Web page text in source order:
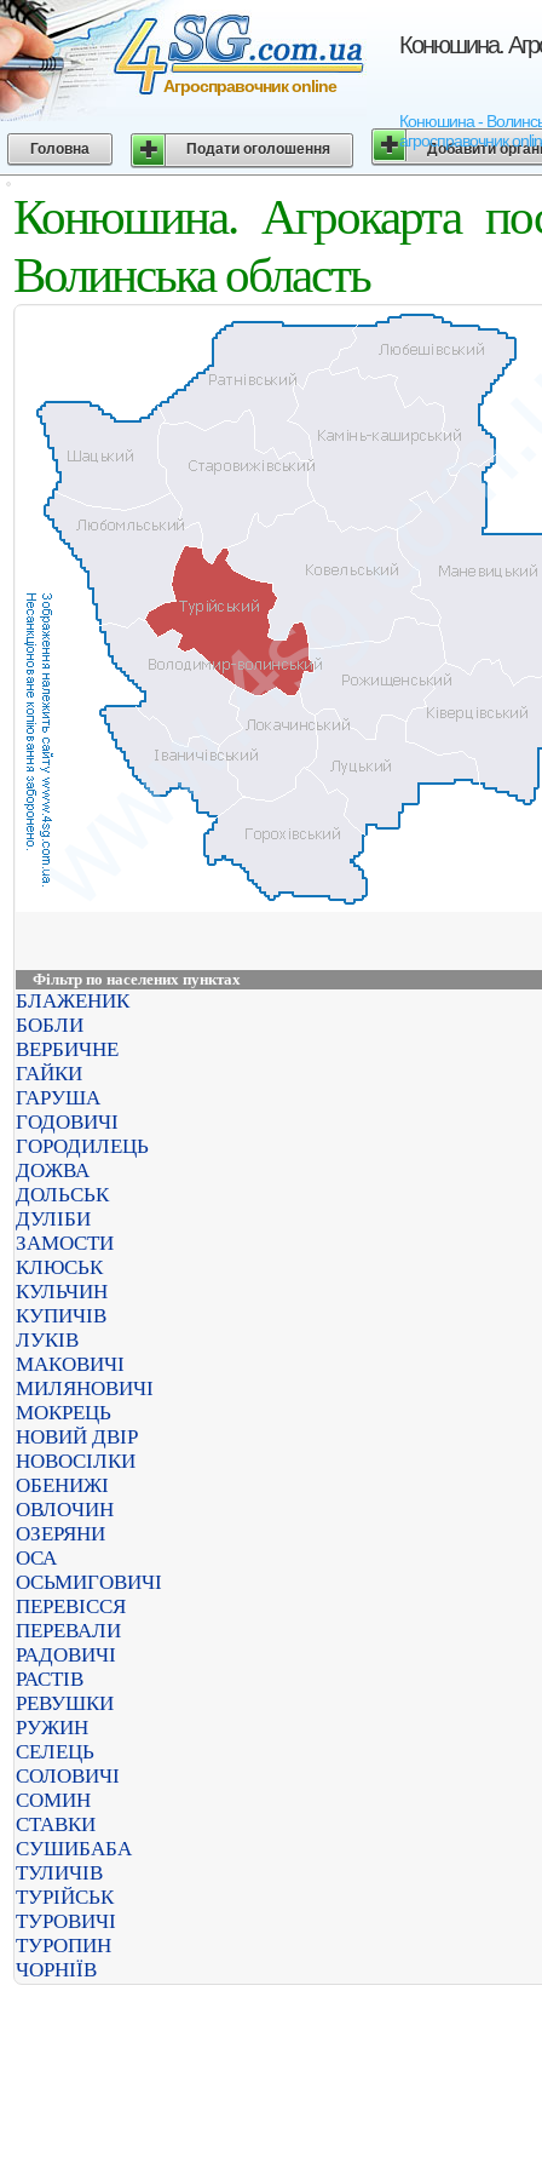
Конюшина.
Конюшина -
агросправочник
Агросправочник online
Головна Подати оголошення Добавити
Конюшина. Агрокарта
Волинська область
Фільтр по населених пунктах
БЛАЖЕНИК
БОБЛИ
ВЕРБИЧНЕ
ГАЙКИ
ГАРУША
ГОДОВИЧІ
ГОРОДИЛЕЦЬ
ДОЖВА
ДОЛЬСЬК
ДУЛІБИ
ЗАМОСТИ
КЛЮСЬК
КУЛЬЧИН
КУПИЧІВ
ЛУКІВ
МАКОВИЧІ
МИЛЯНОВИЧІ
МОКРЕЦЬ
НОВИЙ ДВІР
НОВОСІЛКИ
ОБЕНИЖІ
ОВЛОЧИН
ОЗЕРЯНИ
ОСА
ОСЬМИГОВИЧІ
ПЕРЕВІССЯ
ПЕРЕВАЛИ
РАДОВИЧІ
РАСТІВ
РЕВУШКИ
РУЖИН
СЕЛЕЦЬ
СОЛОВИЧІ
СОМИН
СТАВКИ
СУШИБАБА
ТУЛИЧІВ
ТУРІЙСЬК
ТУРОВИЧІ
ТУРОПИН
ЧОРНІЇВ